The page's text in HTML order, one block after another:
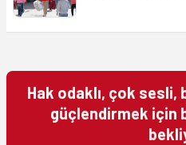
Hak odaklı, çok sesli,
güçlendirmek için